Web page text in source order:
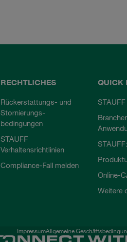
RECHTLICHES
Rückerstattungs- und
Stornierungs-
bedingungen
STAUFF
Verhaltensrichtlinien
Compliance-Fall melden
QUICK
Online-
Weitere
ImpressumAllgemeine